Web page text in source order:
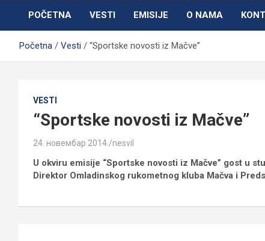
POČETNA VESTI EMISIJE O NAMA
Početna Vesti “Sportske novosti iz Mačve”
VESTI
“Sportske novosti iz Mačve”
24. новембар 2014. nesvil
U okviru emisije “Sportske novosti iz Mačve” gost u
Direktor Omladinskog rukometnog kluba Mačva i